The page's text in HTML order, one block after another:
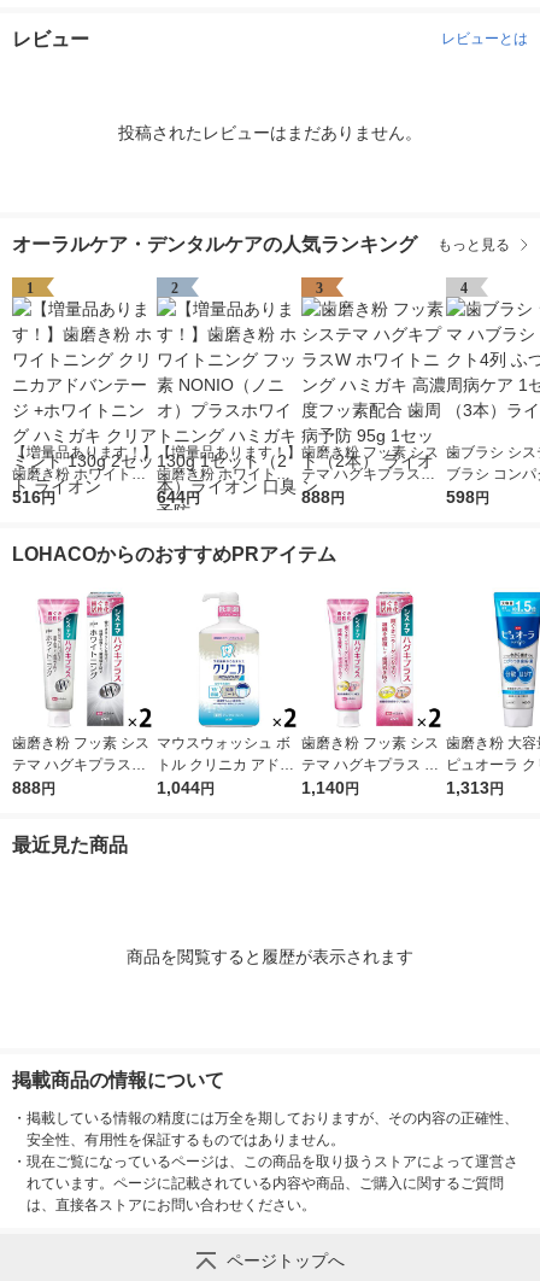
レビュー レビューとは
投稿されたレビューはまだありません。
オーラルケア・デンタルケアの人気ランキング もっと見る
1
【増量品あります！】
歯磨き粉 ホワイトニ
ング クリニカアドバ
ミント 130g 2セット
516円
2
【増量品あります！】
歯磨き粉 ホワイトニ
ング フッ素 NONIO
130g 1セット（2本）
644円
3
歯磨き粉 フッ素 シス
テマ ハグキプラスW
ホワイトニング ハミ
セット（2本） ライオ
888円
4
歯ブラシ シス
ブラシ コン
ふつう 歯周病
598円
LOHACOからのおすすめPRアイテム
歯磨き粉 フッ素 シス
テマ ハグキプラスW
ホワイトニング ハミ
セット（2本） ライオ
888円
マウスウォッシュ ボ
トル クリニカ アドバ
ンテージ デンタルリ
1,044円
歯磨き粉 フッ素 シス
テマ ハグキプラス ハ
ミガキ 組織修復成分
1,140円
歯磨き粉 大容
ピュオーラ
ミント 170g
1,313円
最近見た商品
商品を閲覧すると履歴が表示されます
掲載商品の情報について
・ 掲載している情報の精度には万全を期しておりますが、その内容の正確性、
安全性、有用性を保証するものではありません。
・ 現在ご覧になっているページは、この商品を取り扱うストアによって運営さ
れています。ページに記載されている内容や商品、ご購入に関するご質問
は、直接各ストアにお問い合わせください。
ページトップへ